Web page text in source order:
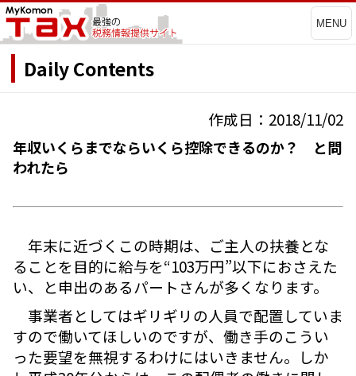
MENU
Daily Contents
作成日：2018/11/02
年収いくらまでならいくら控除できるのか？ と問
われたら
年末に近づくこの時期は、ご主人の扶養とな
ることを目的に給与を“103万円”以下におさえた
い、と申出のあるパートさんが多くなります。
事業者としてはギリギリの人員で配置していま
すので働いてほしいのですが、働き手のこうい
った要望を無視するわけにはいきません。しか